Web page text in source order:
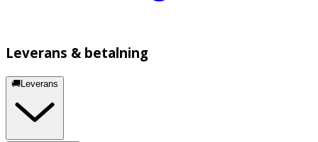
Leverans & betalning
🚚Leverans